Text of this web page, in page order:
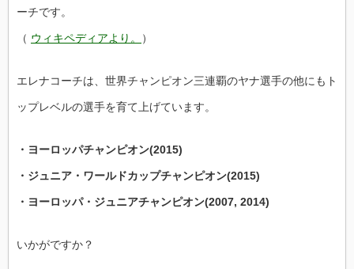
ーチです。
（ ウィキペディアより。 ）
エレナコーチは、世界チャンピオン三連覇のヤナ選手の他にもト
ップレベルの選手を育て上げています。
・ヨーロッパチャンピオン(2015)
・ジュニア・ワールドカップチャンピオン(2015)
・ヨーロッパ・ジュニアチャンピオン(2007, 2014)
いかがですか？